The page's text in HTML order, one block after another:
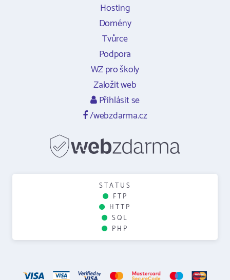
Hosting
Domény
Tvůrce
Podpora
WZ pro školy
Založit web
Přihlásit se
/webzdarma.cz
STATUS
FTP
HTTP
SQL
PHP